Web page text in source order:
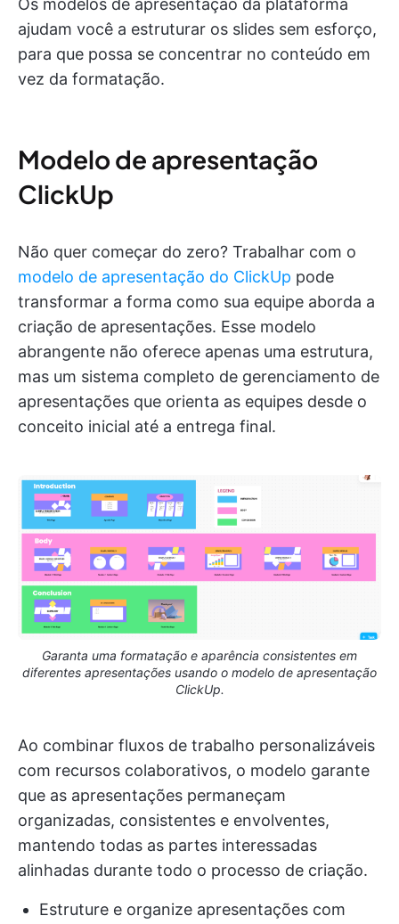
Os modelos de apresentação da plataforma
ajudam você a estruturar os slides sem esforço,
para que possa se concentrar no conteúdo em
vez da formatação.
Modelo de apresentação
ClickUp
Não quer começar do zero? Trabalhar com o
modelo de apresentação do ClickUp pode
transformar a forma como sua equipe aborda a
criação de apresentações. Esse modelo
abrangente não oferece apenas uma estrutura,
mas um sistema completo de gerenciamento de
apresentações que orienta as equipes desde o
conceito inicial até a entrega final.
Garanta uma formatação e aparência consistentes em
diferentes apresentações usando o modelo de apresentação
ClickUp.
Ao combinar fluxos de trabalho personalizáveis
com recursos colaborativos, o modelo garante
que as apresentações permaneçam
organizadas, consistentes e envolventes,
mantendo todas as partes interessadas
alinhadas durante todo o processo de criação.
Estruture e organize apresentações com